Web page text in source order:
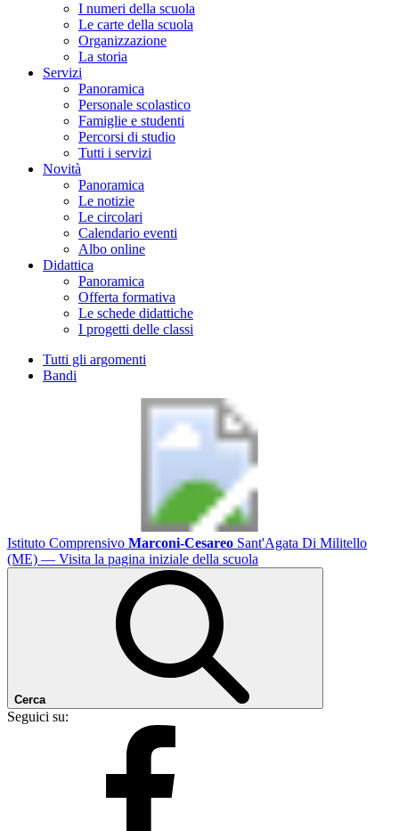
I numeri della scuola
Le carte della scuola
Organizzazione
La storia
Servizi
Panoramica
Personale scolastico
Famiglie e studenti
Percorsi di studio
Tutti i servizi
Novità
Panoramica
Le notizie
Le circolari
Calendario eventi
Albo online
Didattica
Panoramica
Offerta formativa
Le schede didattiche
I progetti delle classi
Tutti gli argomenti
Bandi
Istituto Comprensivo Marconi-Cesareo Sant'Agata Di Militello
(ME) — Visita la pagina iniziale della scuola
Cerca
Seguici su: